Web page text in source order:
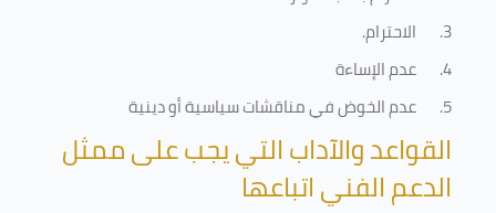
3.
الاحترام.
4.
عدم الإساءة
5.
عدم الخوض في مناقشات سياسية أو دينية
القواعد والآداب التي يجب على ممثل
الدعم الفني اتباعها